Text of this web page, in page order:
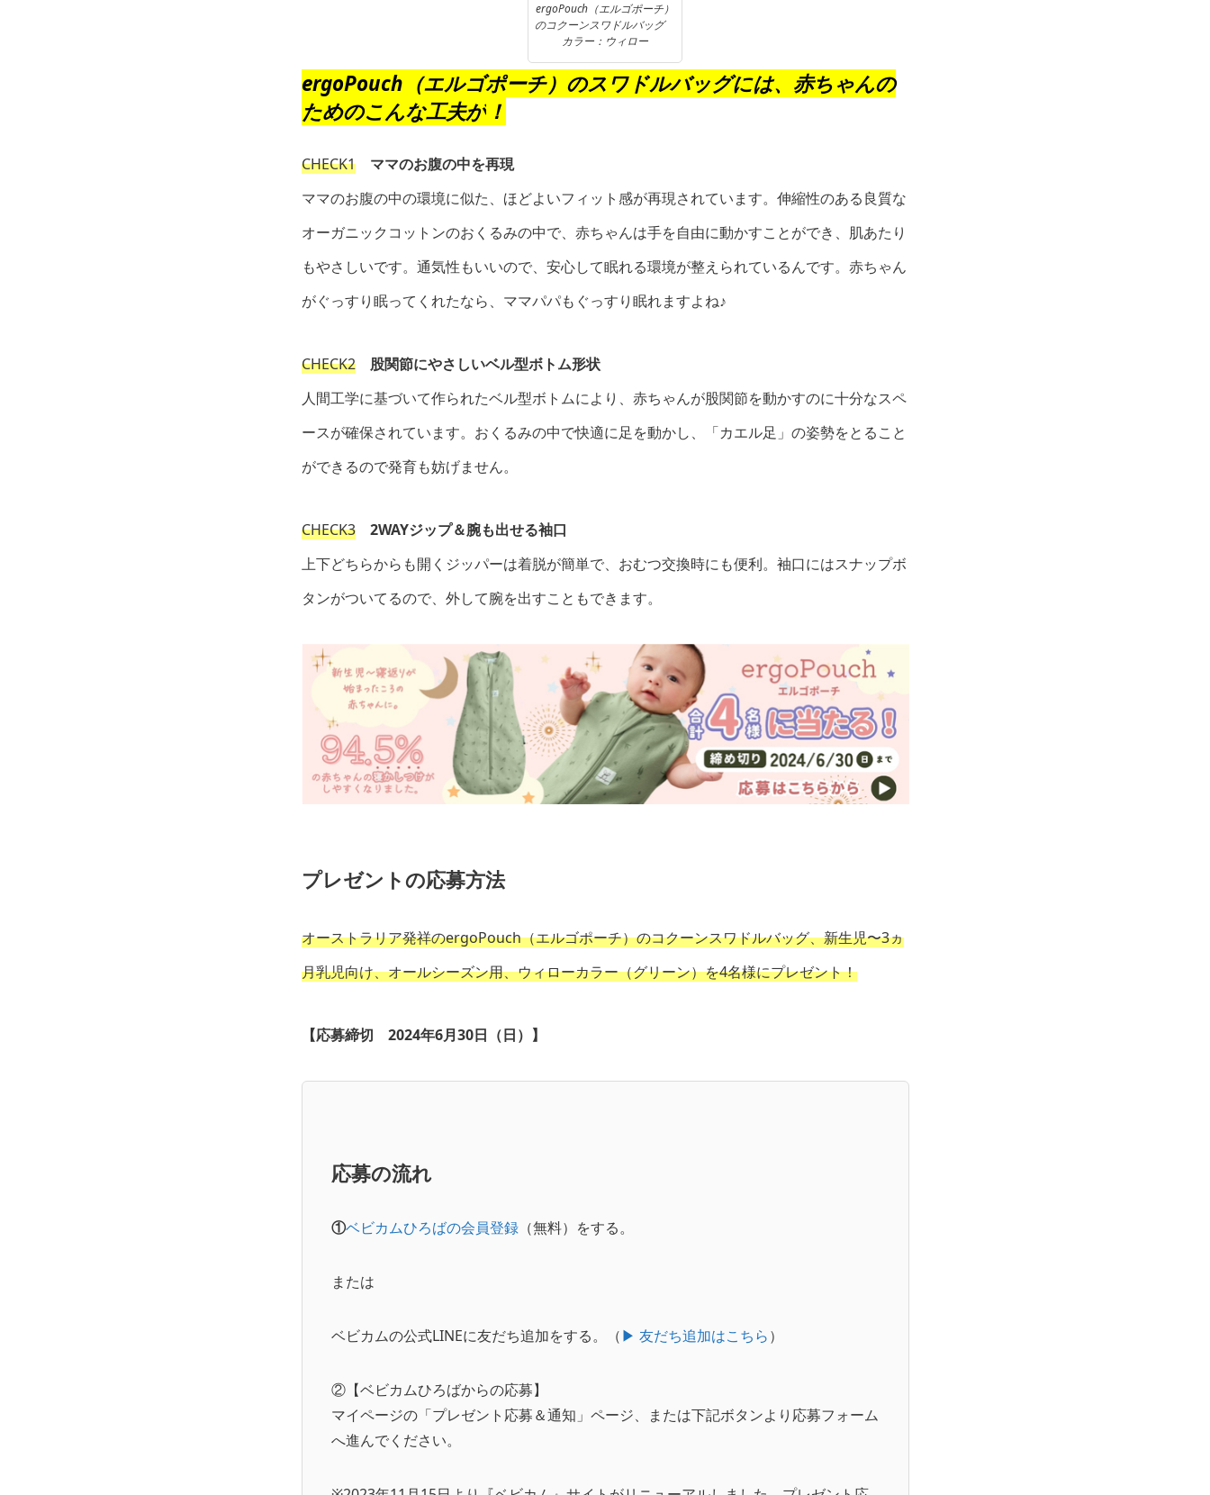
ergoPouch（エルゴポーチ）
のコクーンスワドルバッグ
カラー：ウィロー
ergoPouch （エルゴポーチ）のスワドルバッグには、赤ちゃんの
ためのこんな工夫が！
CHECK1ママのお腹の中を再現
ママのお腹の中の環境に似た、ほどよいフィット感が再現されています。伸縮性のある良質な
オーガニックコットンのおくるみの中で、赤ちゃんは手を自由に動かすことができ、肌あたり
もやさしいです。通気性もいいので、安心して眠れる環境が整えられているんです。赤ちゃん
がぐっすり眠ってくれたなら、ママパパもぐっすり眠れますよね♪
CHECK2股関節にやさしいベル型ボトム形状
人間工学に基づいて作られたベル型ボトムにより、赤ちゃんが股関節を動かすのに十分なスペ
ースが確保されています。おくるみの中で快適に足を動かし、「カエル足」の姿勢をとること
ができるので発育も妨げません。
CHECK32WAYジップ＆腕も出せる袖口
上下どちらからも開くジッパーは着脱が簡単で、おむつ交換時にも便利。袖口にはスナップボ
タンがついてるので、外して腕を出すこともできます。
プレゼントの応募方法
オーストラリア発祥のergoPouch（エルゴポーチ）のコクーンスワドルバッグ、新生児〜3ヵ
月乳児向け、オールシーズン用、ウィローカラー（グリーン）を4名様にプレゼント！
【応募締切 2024年6月30日（日）】
応募の流れ
①ベビカムひろばの会員登録（無料）をする。
または
ベビカムの公式LINEに友だち追加をする。（▶︎ 友だち追加はこちら）
②【ベビカムひろばからの応募】
マイページの「プレゼント応募＆通知」ページ、または下記ボタンより応募フォーム
へ進んでください。